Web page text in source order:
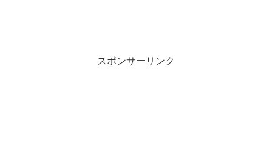
スポンサーリンク